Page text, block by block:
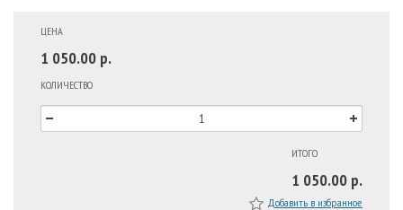
ЦЕНА
1 050.00 р.
КОЛИЧЕСТВО
ИТОГО
1 050.00 р.
Добавить в избранное